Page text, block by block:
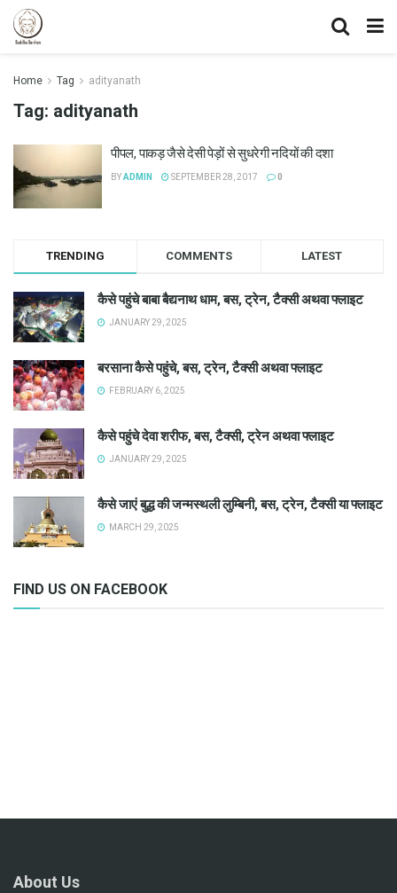
Home Tag adityanath
Tag: adityanath
पीपल, पाकड़ जैसे देसी पेड़ों से सुधरेगी नदियों की दशा
BYADMIN SEPTEMBER 28, 2017 0
TRENDING COMMENTS LATEST
कैसे पहुंचे बाबा बैद्यनाथ धाम, बस, ट्रेन, टैक्सी अथवा फ्लाइट
JANUARY 29, 2025
बरसाना कैसे पहुंचे, बस, ट्रेन, टैक्सी अथवा फ्लाइट
FEBRUARY 6, 2025
कैसे पहुंचे देवा शरीफ, बस, टैक्सी, ट्रेन अथवा फ्लाइट
JANUARY 29, 2025
कैसे जाएं बुद्ध की जन्मस्थली लुम्बिनी, बस, ट्रेन, टैक्सी या फ्लाइट
MARCH 29, 2025
FIND US ON FACEBOOK
About Us